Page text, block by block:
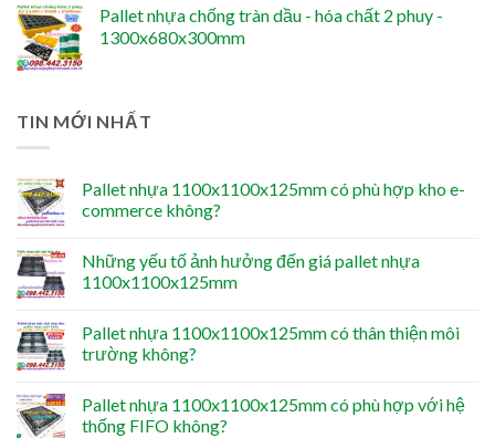
Pallet nhựa chống tràn dầu - hóa chất 2 phuy -
1300x680x300mm
TIN MỚI NHẤT
Pallet nhựa 1100x1100x125mm có phù hợp kho e-
commerce không?
Những yếu tố ảnh hưởng đến giá pallet nhựa
1100x1100x125mm
Pallet nhựa 1100x1100x125mm có thân thiện môi
trường không?
Pallet nhựa 1100x1100x125mm có phù hợp với hệ
thống FIFO không?